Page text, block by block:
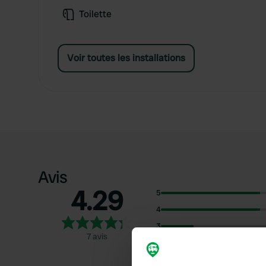
Toilette
Voir toutes les installations
Avis
4.29
7 avis
5
4
3
2